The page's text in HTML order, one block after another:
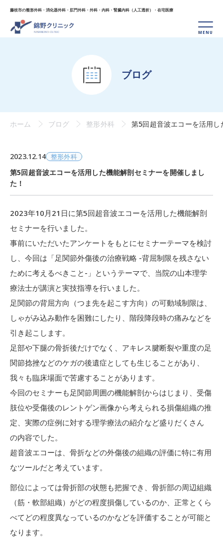
藤枝市の整形外科・消化器外科・肛門外科・外科・ 内科・腎臓内科（人工透析）・在宅医療
ブログ
ホーム ブログ 整形外科 第5回超音波エコーを活用
2023.12.14 整形外科
第5回超音波エコーを活用した機能解剖セミナーを開催しまし
た！
2023年10月21日に第5回超音波エコーを活用した機能解剖
セミナーを行いました。
事前にいただいたアンケートをもとにセミナーテーマを検討
し、今回は「足関節外傷後の治療戦略 -背屈制限を残さない
ために考えるべきこと-」というテーマで、当院の山本理学
療法士が講演と実技指導を行いました。
足関節の背屈方向（つま先を起こす方向）の可動域制限は、
しゃがみ込み動作を困難にしたり、階段降段時の痛みなどを
引き起こします。
足部や下腿の骨折後だけでなく、アキレス腱断裂や重度の足
関節捻挫などのケガの後遺症としても生じることがあり、
我々も臨床場面で苦慮することがあります。
今回のセミナーも足関節周囲の機能解剖からはじまり、受傷
肢位や受傷後のレントゲン画像から考えられる損傷組織の推
定、実際の症例に対する理学療法の紹介など盛りだくさん
の内容でした。
超音波エコーは、骨折などの外傷後の組織の評価に特に有用
なツールだと考えています。
部位によっては骨折部の状態も把握でき、骨折部の周辺組織
（筋・軟部組織）がどの程度損傷しているのか、正常とくら
べてどの程度異なっているのかなどを評価することが可能と
なります。